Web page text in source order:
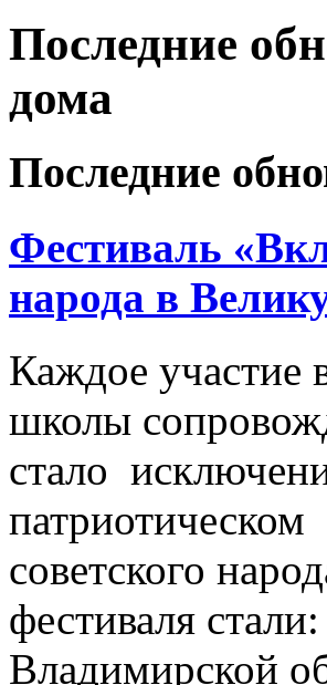
Последние
дома
Последние
Фестиваль
народа в
Каждое участие
школы
стало
советского
фестиваля
Владимирской